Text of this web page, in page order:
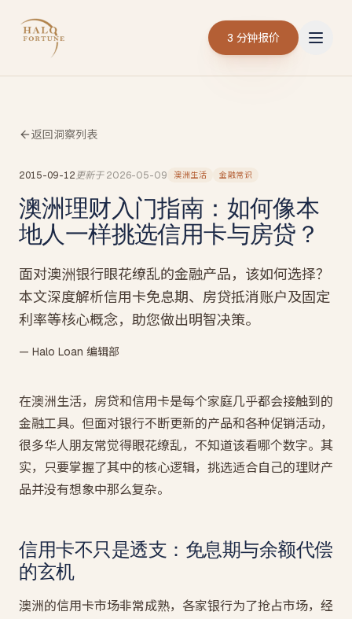
3 分钟报价
返回洞察列表
2015-09-12更新于 2026-05-09 澳洲生活 金融常识
澳洲理财入门指南：如何像本
地人一样挑选信用卡与房贷？
面对澳洲银行眼花缭乱的金融产品，该如何选择？
本文深度解析信用卡免息期、房贷抵消账户及固定
利率等核心概念，助您做出明智决策。
— Halo Loan 编辑部
在澳洲生活，房贷和信用卡是每个家庭几乎都会接触到的
金融工具。但面对银行不断更新的产品和各种促销活动，
很多华人朋友常觉得眼花缭乱，不知道该看哪个数字。其
实，只要掌握了其中的核心逻辑，挑选适合自己的理财产
品并没有想象中那么复杂。
信用卡不只是透支：免息期与余额代偿
的玄机
澳洲的信用卡市场非常成熟，各家银行为了抢占市场，经